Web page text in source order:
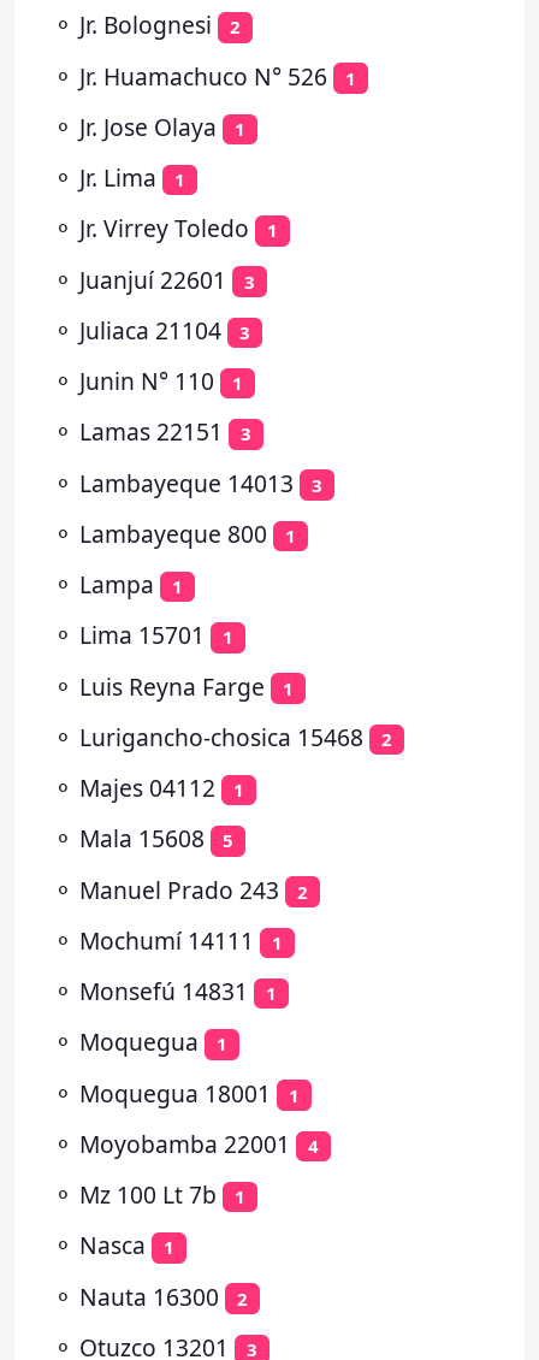
⚬ Jr. Bolognesi 2
⚬ Jr. Huamachuco N° 526 1
⚬ Jr. Jose Olaya 1
⚬ Jr. Lima 1
⚬ Jr. Virrey Toledo 1
⚬ Juanjuí 22601 3
⚬ Juliaca 21104 3
⚬ Junin N° 110 1
⚬ Lamas 22151 3
⚬ Lambayeque 14013 3
⚬ Lambayeque 800 1
⚬ Lampa 1
⚬ Lima 15701 1
⚬ Luis Reyna Farge 1
⚬ Lurigancho-chosica 15468 2
⚬ Majes 04112 1
⚬ Mala 15608 5
⚬ Manuel Prado 243 2
⚬ Mochumí 14111 1
⚬ Monsefú 14831 1
⚬ Moquegua 1
⚬ Moquegua 18001 1
⚬ Moyobamba 22001 4
⚬ Mz 100 Lt 7b 1
⚬ Nasca 1
⚬ Nauta 16300 2
⚬ Otuzco 13201 3